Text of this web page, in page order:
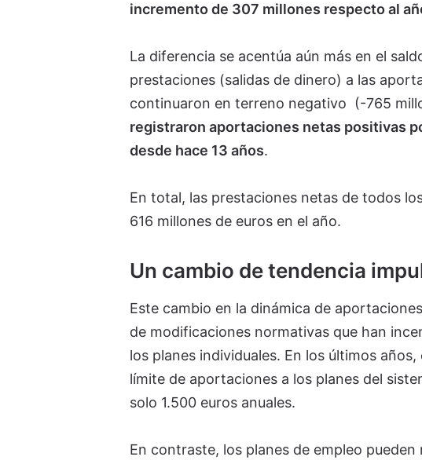
incremento de 307 millones respecto al
La diferencia se acentúa aún más en el
prestaciones (salidas de dinero) a las
continuaron en terreno negativo (-765
registraron aportaciones netas positivas
desde hace 13 años.
En total, las prestaciones netas de todos
616 millones de euros en el año.
Un cambio de tendencia
Este cambio en la dinámica de
de modificaciones normativas que han
los planes individuales. En los últimos
límite de aportaciones a los planes del
solo 1.500 euros anuales.
En contraste, los planes de empleo